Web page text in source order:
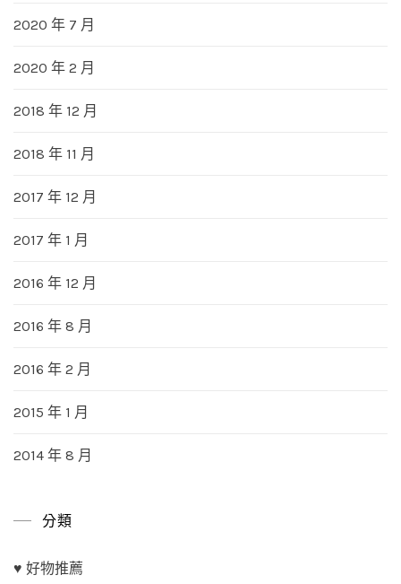
2020 年 7 月
2020 年 2 月
2018 年 12 月
2018 年 11 月
2017 年 12 月
2017 年 1 月
2016 年 12 月
2016 年 8 月
2016 年 2 月
2015 年 1 月
2014 年 8 月
分類
♥ 好物推薦